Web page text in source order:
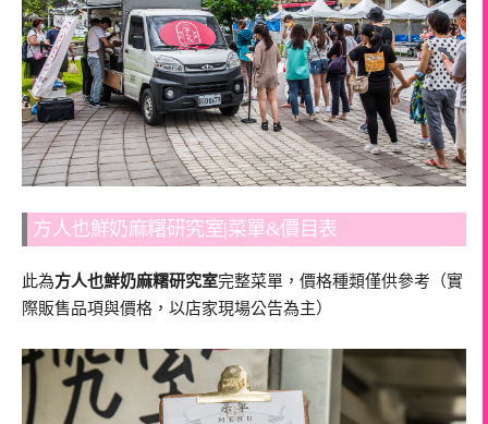
方人也鮮奶麻糬研究室|菜單&價目表
此為方人也鮮奶麻糬研究室完整菜單，價格種類僅供參考（實
際販售品項與價格，以店家現場公告為主）